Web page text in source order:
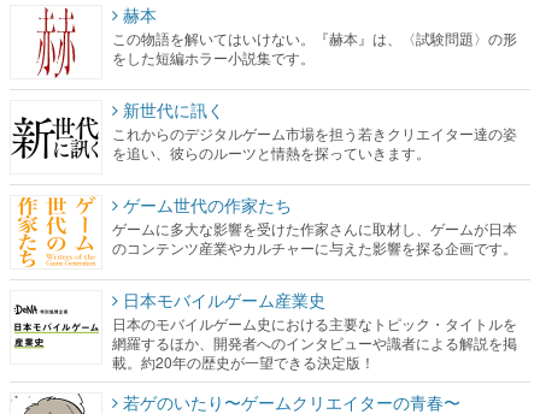
赫本
この物語を解いてはいけない。『赫本』は、〈試験問題〉の形
をした短編ホラー小説集です。
新世代に訊く
これからのデジタルゲーム市場を担う若きクリエイター達の姿
を追い、彼らのルーツと情熱を探っていきます。
ゲーム世代の作家たち
ゲームに多大な影響を受けた作家さんに取材し、ゲームが日本
のコンテンツ産業やカルチャーに与えた影響を探る企画です。
日本モバイルゲーム産業史
日本のモバイルゲーム史における主要なトピック・タイトルを
網羅するほか、開発者へのインタビューや識者による解説を掲
載。約20年の歴史が一望できる決定版！
若ゲのいたり〜ゲームクリエイターの青春〜